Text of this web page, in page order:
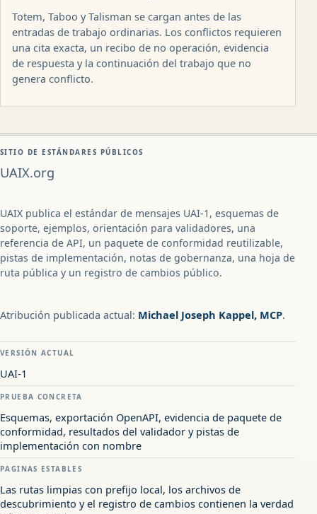
Totem, Taboo y Talisman se cargan antes de las
entradas de trabajo ordinarias. Los conflictos requieren
una cita exacta, un recibo de no operación, evidencia
de respuesta y la continuación del trabajo que no
genera conflicto.
SITIO DE ESTÁNDARES PÚBLICOS
UAIX.org
UAIX publica el estándar de mensajes UAI-1, esquemas de
soporte, ejemplos, orientación para validadores, una
referencia de API, un paquete de conformidad reutilizable,
pistas de implementación, notas de gobernanza, una hoja de
ruta pública y un registro de cambios público.
Atribución publicada actual: Michael Joseph Kappel, MCP.
VERSIÓN ACTUAL
UAI-1
PRUEBA CONCRETA
Esquemas, exportación OpenAPI, evidencia de paquete de
conformidad, resultados del validador y pistas de
implementación con nombre
PAGINAS ESTABLES
Las rutas limpias con prefijo local, los archivos de
descubrimiento y el registro de cambios contienen la verdad